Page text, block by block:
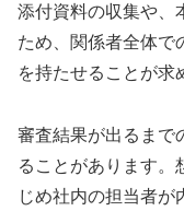
添付資料の収集や、
ため、関係者全体で
を持たせることが求
審査結果が出るまで
ることがあります。
じめ社内の担当者が